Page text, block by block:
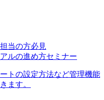
当の方必見
ルの進め方セミナー
トの設定方法など管理機能
ます。